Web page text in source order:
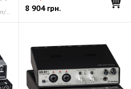
USB 2.0-аудиоинтерфейс 24 бит/192 кГц 8 904грн.